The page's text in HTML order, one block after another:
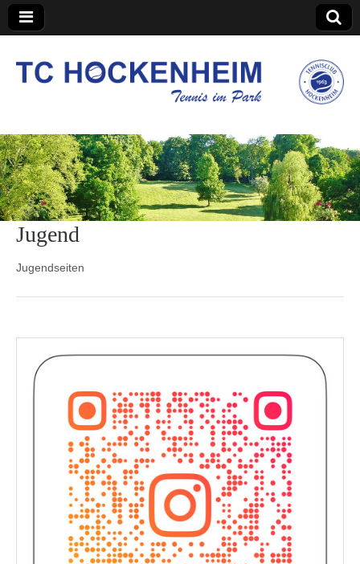
TC Hockenheim
Jugend
Jugendseiten